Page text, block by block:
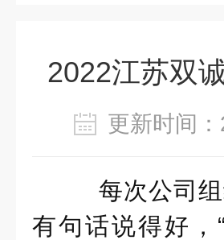
2022江苏双
更新时间
每次公司
有句话说得好